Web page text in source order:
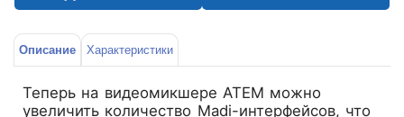
Описание Характеристики
Теперь на видеомикшере ATEM можно
увеличить количество Madi-интерфейсов, что